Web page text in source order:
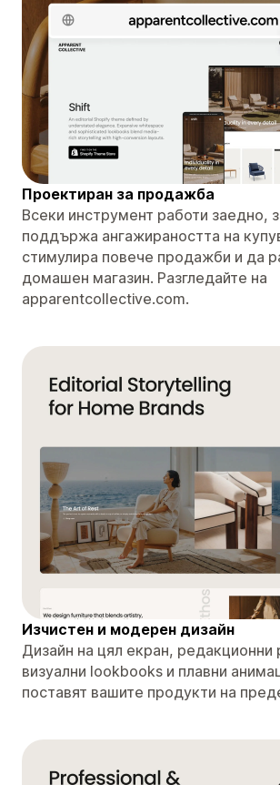
Проектиран за продажба
Всеки инструмент работи заедно,
поддържа ангажираността на
стимулира повече продажби и да
домашен магазин. Разгледайте на
apparentcollective.com.
Изчистен и модерен дизайн
Дизайн на цял екран, редакционни
визуални lookbooks и плавни
поставят вашите продукти на